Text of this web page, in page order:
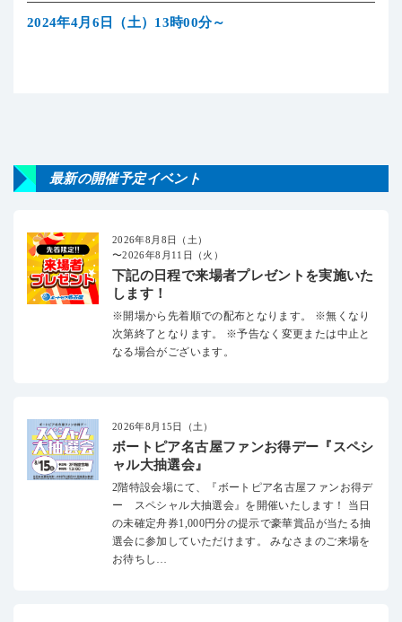
2024年4月6日（土）13時00分～
最新の開催予定イベント
2026年8月8日（土）
〜2026年8月11日（火）
下記の日程で来場者プレゼントを実施いた
します！
※開場から先着順での配布となります。 ※無くなり
次第終了となります。 ※予告なく変更または中止と
なる場合がございます。
2026年8月15日（土）
ボートピア名古屋ファンお得デー『スペシ
ャル大抽選会』
2階特設会場にて、『ボートピア名古屋ファンお得デ
ー スペシャル大抽選会』を開催いたします！ 当日
の未確定舟券1,000円分の提示で豪華賞品が当たる抽
選会に参加していただけます。 みなさまのご来場を
お待ちし…